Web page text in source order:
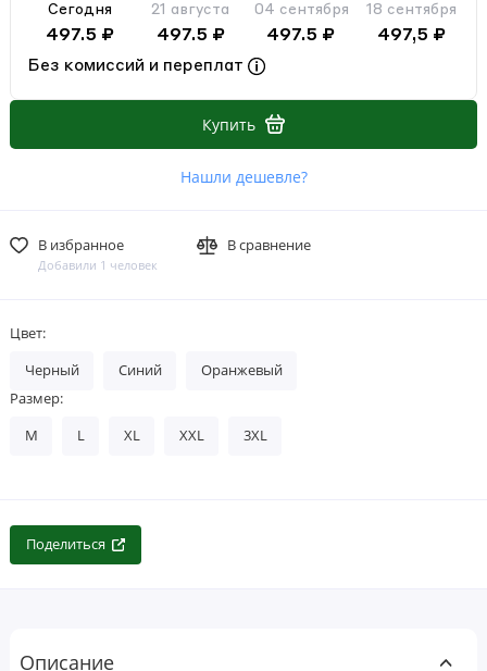
Сегодня
497.5 ₽
21 августа
497.5 ₽
04 сентября
497.5 ₽
18 сентября
497,5 ₽
Без комиссий и переплат
Купить
Нашли дешевле?
В избранное
Добавили 1 человек
В сравнение
Цвет:
Черный Синий
Оранжевый
Размер:
M L XL XXL 3XL
Поделиться
Описание